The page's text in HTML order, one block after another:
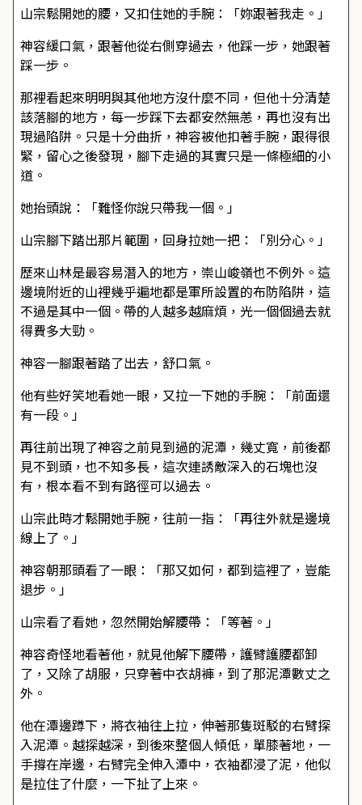
山宗鬆開她的腰，又扣住她的手腕：「妳跟著我走。」
神容緩口氣，跟著他從右側穿過去，他踩一步，她跟著
踩一步。
那裡看起來明明與其他地方沒什麼不同，但他十分清楚
該落腳的地方，每一步踩下去都安然無恙，再也沒有出
現過陷阱。只是十分曲折，神容被他扣著手腕，跟得很
緊，留心之後發現，腳下走過的其實只是一條極細的小
道。
她抬頭說：「難怪你說只帶我一個。」
山宗腳下踏出那片範圍，回身拉她一把：「別分心。」
歷來山林是最容易潛入的地方，崇山峻嶺也不例外。這
邊境附近的山裡幾乎遍地都是軍所設置的布防陷阱，這
不過是其中一個。帶的人越多越麻煩，光一個個過去就
得費多大勁。
神容一腳跟著踏了出去，舒口氣。
他有些好笑地看她一眼，又拉一下她的手腕：「前面還
有一段。」
再往前出現了神容之前見到過的泥潭，幾丈寬，前後都
見不到頭，也不知多長，這次連誘敵深入的石塊也沒
有，根本看不到有路徑可以過去。
山宗此時才鬆開她手腕，往前一指：「再往外就是邊境
線上了。」
神容朝那頭看了一眼：「那又如何，都到這裡了，豈能
退步。」
山宗看了看她，忽然開始解腰帶：「等著。」
神容奇怪地看著他，就見他解下腰帶，護臂護腰都卸
了，又除了胡服，只穿著中衣胡褲，到了那泥潭數丈之
外。
他在潭邊蹲下，將衣袖往上拉，伸著那隻斑駁的右臂探
入泥潭。越探越深，到後來整個人傾低，單膝著地，一
手撐在岸邊，右臂完全伸入潭中，衣袖都浸了泥，他似
是拉住了什麼，一下扯了上來。